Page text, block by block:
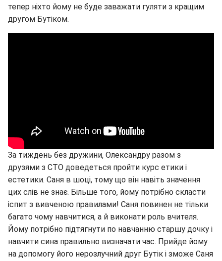
тепер ніхто йому не буде заважати гуляти з кращим
другом Бутіком.
За тиждень без дружини, Олександру разом з
друзями з СТО доведеться пройти курс етики і
естетики. Саня в шоці, тому що він навіть значення
цих слів не знає. Більше того, йому потрібно скласти
іспит з вивченою правилами! Саня повинен не тільки
багато чому навчитися, а й виконати роль вчителя.
Йому потрібно підтягнути по навчанню старшу дочку і
навчити сина правильно визначати час. Прийде йому
на допомогу його нерозлучний друг Бутік і зможе Саня